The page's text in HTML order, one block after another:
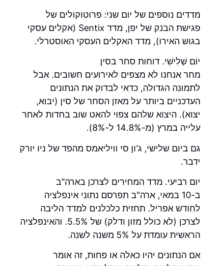
מדדים נוספים של יום שני: פרוטוקולים של
פגישת הבנק של יפן, מדד Sentix (אקלים עסקי
בגוש האירו), מדד האקלים העסקי האוסטרלי.
יוֹם שְׁלִישִׁי. דוחות סחר בסין
מחר אנחנו לא מצפים לאירועים חשובים. אבל
לתמונה הגדולה, כדאי לבדוק את הנתונים
העדכניים ביותר על מאזן הסחר של סין (יבוא,
יצוא). היצוא שלהם צפוי להאט שוב ​​בחדות לאחר
עלייה במרץ (מ-14.8% ל-8%).
גם ביום שלישי, ג'ון סי וויליאמס מהפד של ניו יורק
ידבר.
יום רביעי. מדד המחירים לצרכן בארה"ב
ב-10 במאי, ארה"ב תפרסם נתוני אינפלציה
לחודש אפריל. תחזית כלכלנים למדד הליבה
לצרכן (לא כולל מזון ודלק) של 5.5%. והאינפלציה
הראשית עומדת על 5% משנה לשנה.
אם הנתונים יהיו כאלה או פחות, זה אומר